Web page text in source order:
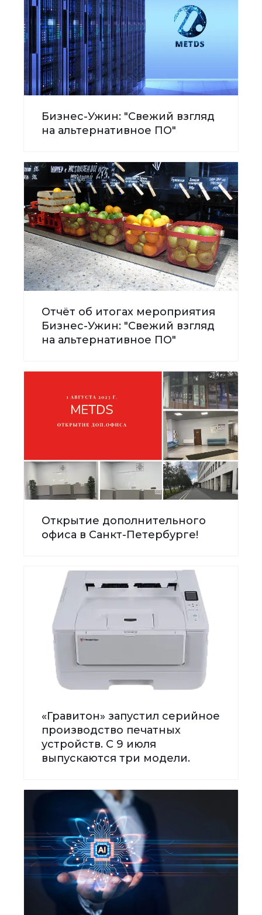
Бизнес-Ужин: "Свежий взгляд
на альтернативное ПО"
Отчёт об итогах мероприятия
Бизнес-Ужин: "Свежий взгляд
на альтернативное ПО"
Открытие дополнительного
офиса в Санкт-Петербурге!
«Гравитон» запустил серийное
производство печатных
устройств. С 9 июля
выпускаются три модели.